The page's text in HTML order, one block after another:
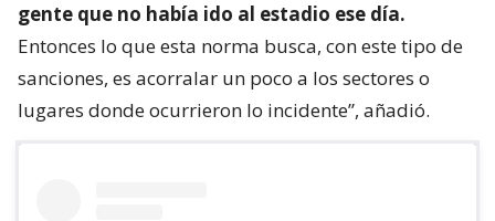
gente que no había ido al estadio ese día.
Entonces lo que esta norma busca, con este tipo de
sanciones, es acorralar un poco a los sectores o
lugares donde ocurrieron lo incidente”, añadió.